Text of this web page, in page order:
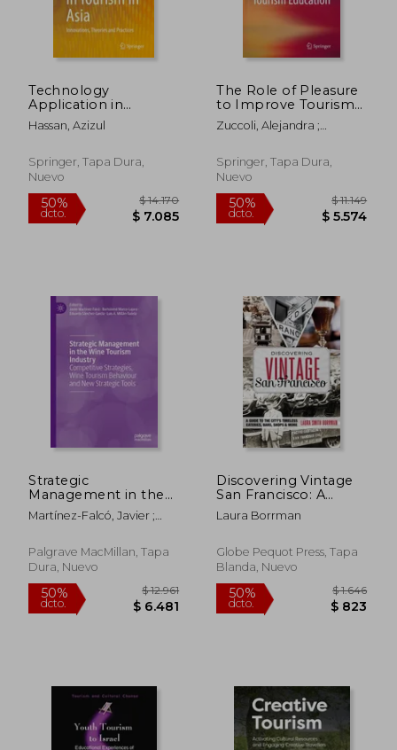
50% 50%
Technology
Application in
Tourism in Asia:
Innovations, Theories
Inglés)
Hassan, Azizul
Springer, Tapa Dura,
Nuevo
50%
dcto.
$ 14.170
$ 7.085
The Role of Pleasure
to Improve Tourism
Education (en Inglés)
Zuccoli, Alejandra ;
Springer, Tapa Dura,
Nuevo
50%
Strategic
Management in the
Wine Tourism
Industry: Competitive
Tourism Behaviour
and New Strategic
Martínez-Falcó, Javier ;
Sánchez-García, Eduardo
Palgrave MacMillan, Tapa
Dura, Nuevo
Discovering Vintage
San Francisco: A
Guide to the City’s
Timeless Eateries,
Laura Borrman
Globe Pequot Press, Tapa
Blanda, Nuevo